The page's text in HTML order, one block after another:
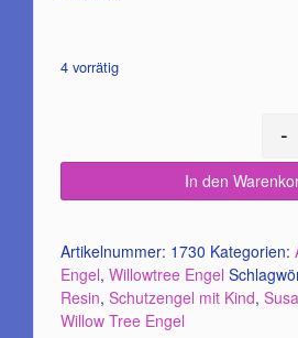
4 vorrätig
-
In den
Artikelnummer: 1730 Kategorien:
Engel, Willowtree Engel
Resin, Schutzengel mit Kind,
Willow Tree Engel